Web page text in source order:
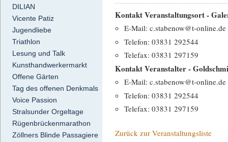
DILIAN
Vicente Patiz
Jugendliebe
Triathlon
Lesung und Talk
Kunsthandwerkermarkt
Offene Gärten
Tag des offenen Denkmals
Voice Passion
Stralsunder Orgeltage
Rügenbrückenmarathon
Zöllners Blinde Passagiere
Kontakt Veranstaltungsort -
E-Mail: c.stabenow@t-online.de
Telefon: 03831 292544
Telefax: 03831 297159
Kontakt Veranstalter -
E-Mail: c.stabenow@t-online.de
Telefon: 03831 292544
Telefax: 03831 297159
Zurück zur Veranstaltungsliste